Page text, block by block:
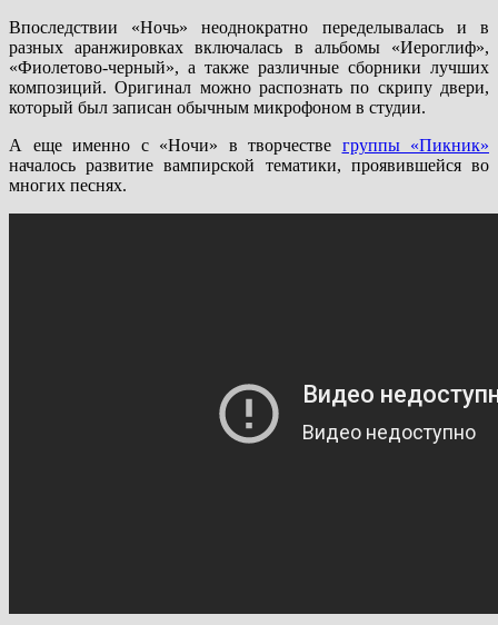
Впоследствии «Ночь» неоднократно переделывалась и в
разных аранжировках включалась в альбомы «Иероглиф»,
«Фиолетово-черный», а также различные сборники лучших
композиций. Оригинал можно распознать по скрипу двери,
который был записан обычным микрофоном в студии.
А еще именно с «Ночи» в творчестве группы «Пикник»
началось развитие вампирской тематики, проявившейся во
многих песнях.